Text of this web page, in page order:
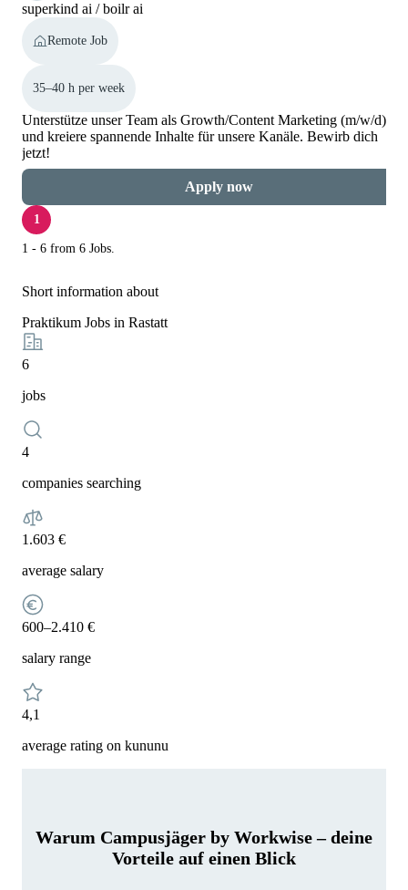
superkind ai / boilr ai
Remote Job
35–40 h per week
Unterstütze unser Team als Growth/Content Marketing (m/w/d)
und kreiere spannende Inhalte für unsere Kanäle. Bewirb dich
jetzt!
Apply now
1
1 - 6 from 6 Jobs.
Short information about
Praktikum Jobs in Rastatt
6
jobs
4
companies searching
1.603 €
average salary
600–2.410 €
salary range
4,1
average rating on kununu
Warum Campusjäger by Workwise – deine
Vorteile auf einen Blick